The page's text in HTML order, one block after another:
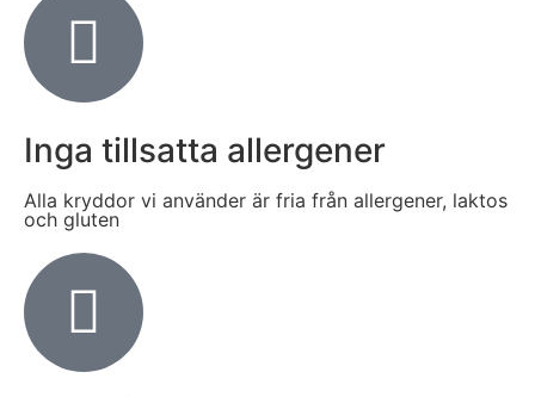
Inga tillsatta allergener
Alla kryddor vi använder är fria från allergener, laktos
och gluten